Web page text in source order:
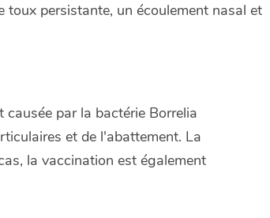
persistante, un écoulement nasal et
par la bactérie Borrelia
et de l'abattement. La
la vaccination est également